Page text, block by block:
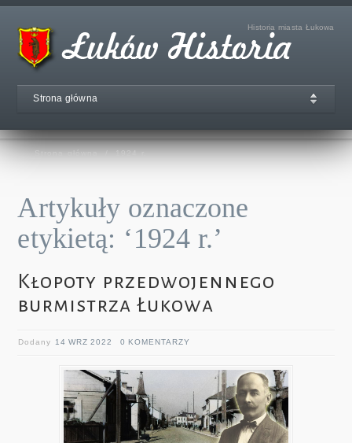
Historia miasta Łukowa
Strona główna
Strona główna 1924 r.
Artykuły oznaczone
etykietą: ‘1924 r.’
Kłopoty przedwojennego
burmistrza Łukowa
Dodany 14 WRZ 2022 0 KOMENTARZY